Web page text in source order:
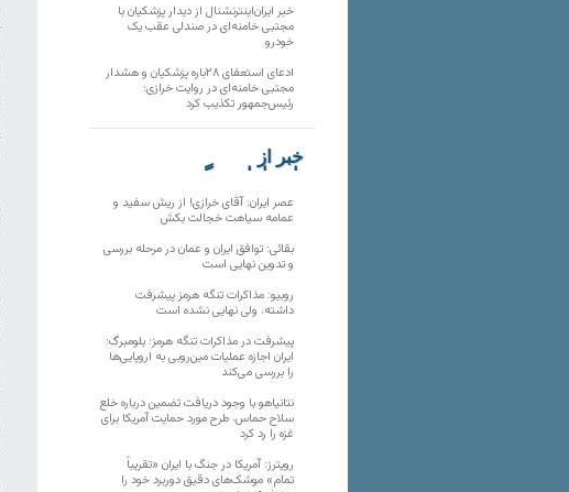
خبر ایران‌اینترنشنال از دیدار پزشکیان با
مجتبی خامنه‌ای در صندلی عقب یک
خودرو
ادعای استعفای ۲۸باره پزشکیان و هشدار
مجتبی خامنه‌ای در روایت خرازی؛
رئیس‌جمهور تکذیب کرد
خبر از
تارنماهای دیگر
عصر ایران: آقای خرازی! از ریش سفید و
عمامه سیاهت خجالت بکش
بقائی: توافق ایران و عمان در مرحله بررسی
و تدوین نهایی است
روبیو: مذاکرات تنگه هرمز پیشرفت
داشته، ولی نهایی نشده است
پیشرفت در مذاکرات تنگه هرمز؛ بلومبرگ:
ایران اجازه عملیات مین‌روبی به اروپایی‌ها
را بررسی می‌کند
نتانیاهو با وجود دریافت تضمین درباره خلع
سلاح حماس، طرح مورد حمایت آمریکا برای
غزه را رد کرد
رویترز: آمریکا در جنگ با ایران «تقریباً
تمام» موشک‌های دقیق دوربرد خود را